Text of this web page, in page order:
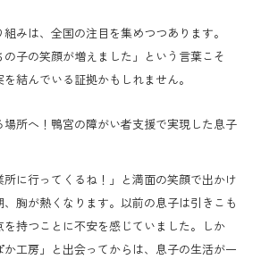
みは、全国の注目を集めつつあります。
の子の笑顔が増えました」という言葉こそ
結んでいる証拠かもしれません。
所へ！鴨宮の障がい者支援で実現した息子
所に行ってくるね！」と満面の笑顔で出かけ
胸が熱くなります。以前の息子は引きこも
を持つことに不安を感じていました。しか
か工房」と出会ってからは、息子の生活が一